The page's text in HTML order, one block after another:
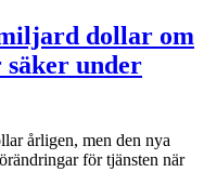
dollar om
säker under
årligen, men den nya
för tjänsten när